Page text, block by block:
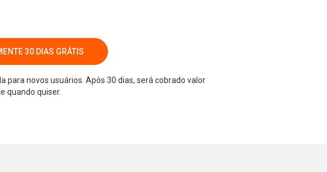
30 DIAS GRÁTIS
para novos usuários. Após 30 dias, será cobrado valor
quando quiser.